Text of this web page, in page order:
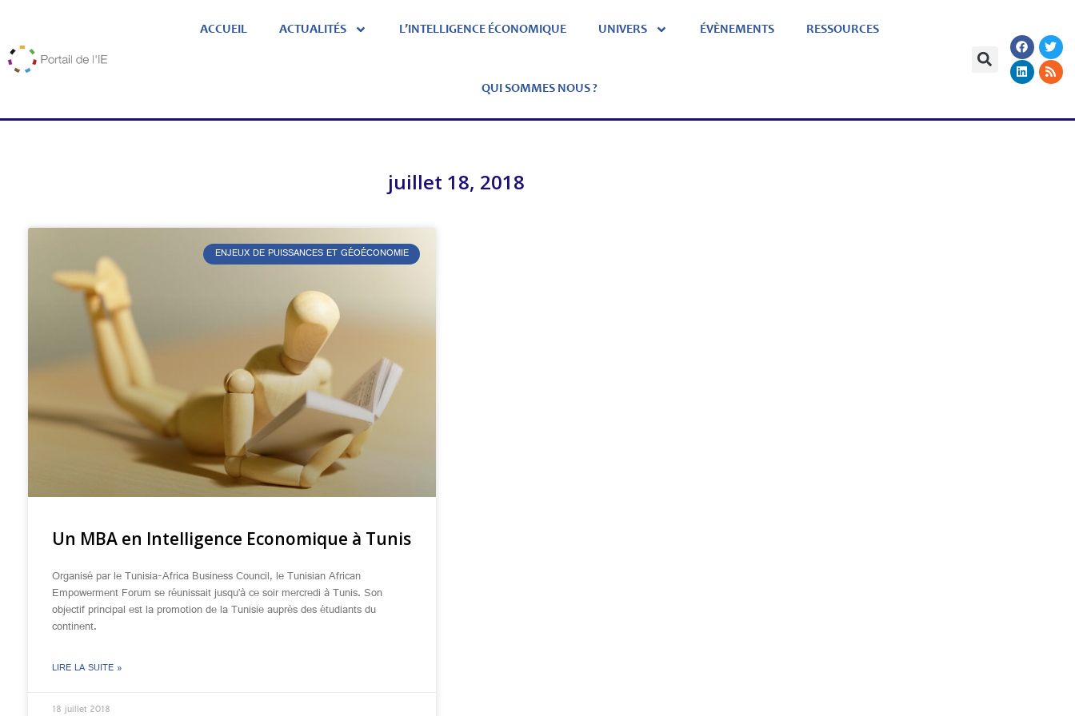
ACCUEIL ACTUALITÉS L’INTELLIGENCE ÉCONOMIQUE UNIVERS ÉVÈNEMENTS RESSOURCES
QUI SOMMES NOUS ?
juillet 18, 2018
ENJEUX DE PUISSANCES ET GÉOÉCONOMIE
Un MBA en Intelligence Economique à Tunis
Organisé par le Tunisia-Africa Business Council, le Tunisian African
Empowerment Forum se réunissait jusqu’à ce soir mercredi à Tunis. Son
objectif principal est la promotion de la Tunisie auprès des étudiants du
continent.
LIRE LA SUITE »
18 juillet 2018